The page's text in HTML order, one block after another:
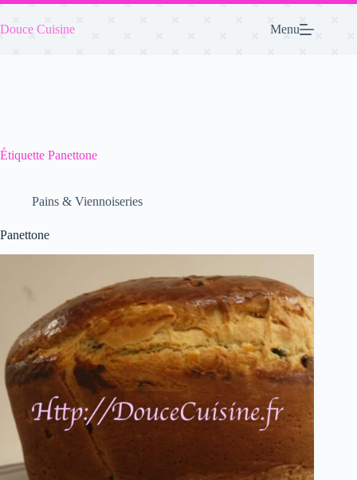
Passer
contenu
Douce Cuisine Menu
Étiquette Panettone
Pains & Viennoiseries
Panettone